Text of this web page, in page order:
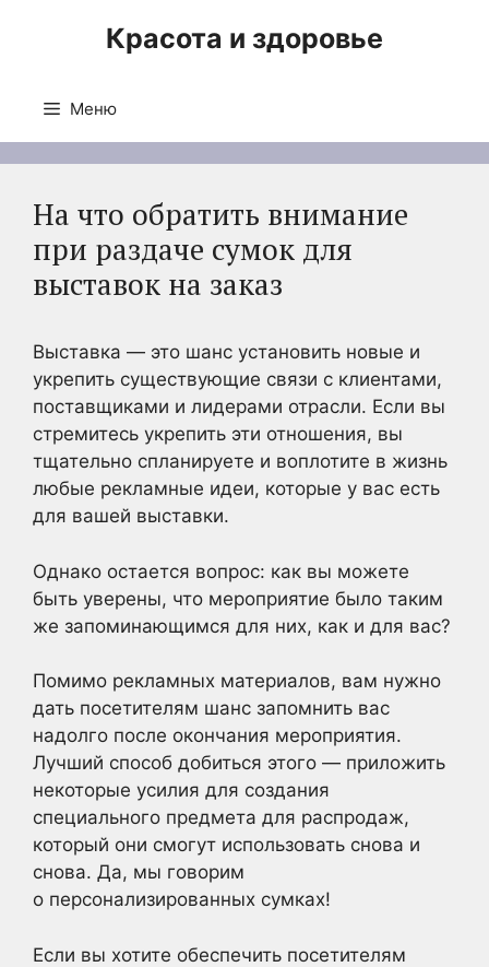
Красота и здоровье
Меню
На что обратить внимание
при раздаче сумок для
выставок на заказ
Выставка — это шанс установить новые и
укрепить существующие связи с клиентами,
поставщиками и лидерами отрасли. Если вы
стремитесь укрепить эти отношения, вы
тщательно спланируете и воплотите в жизнь
любые рекламные идеи, которые у вас есть
для вашей выставки.
Однако остается вопрос: как вы можете
быть уверены, что мероприятие было таким
же запоминающимся для них, как и для вас?
Помимо рекламных материалов, вам нужно
дать посетителям шанс запомнить вас
надолго после окончания мероприятия.
Лучший способ добиться этого — приложить
некоторые усилия для создания
специального предмета для распродаж,
который они смогут использовать снова и
снова. Да, мы говорим
о персонализированных сумках!
Если вы хотите обеспечить посетителям